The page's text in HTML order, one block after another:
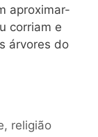
aproximar-
corriam e
árvores do
, religião